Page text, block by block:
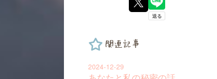
関連記事
2024-12-29